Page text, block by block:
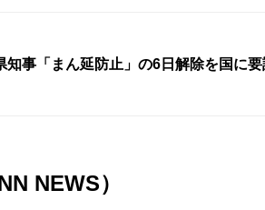
知事「まん延防止」の6日解除を国に要
NEWS）